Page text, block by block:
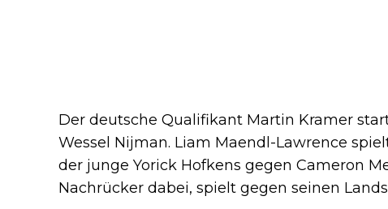
Der deutsche Qualifikant Martin Kramer
Wessel Nijman. Liam Maendl-Lawrence
der junge Yorick Hofkens gegen Cameron
Nachrücker dabei, spielt gegen seinen